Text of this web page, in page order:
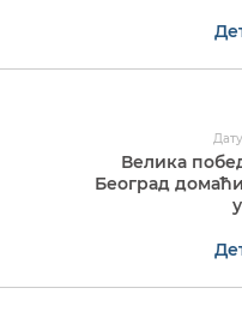
Велика
Београд